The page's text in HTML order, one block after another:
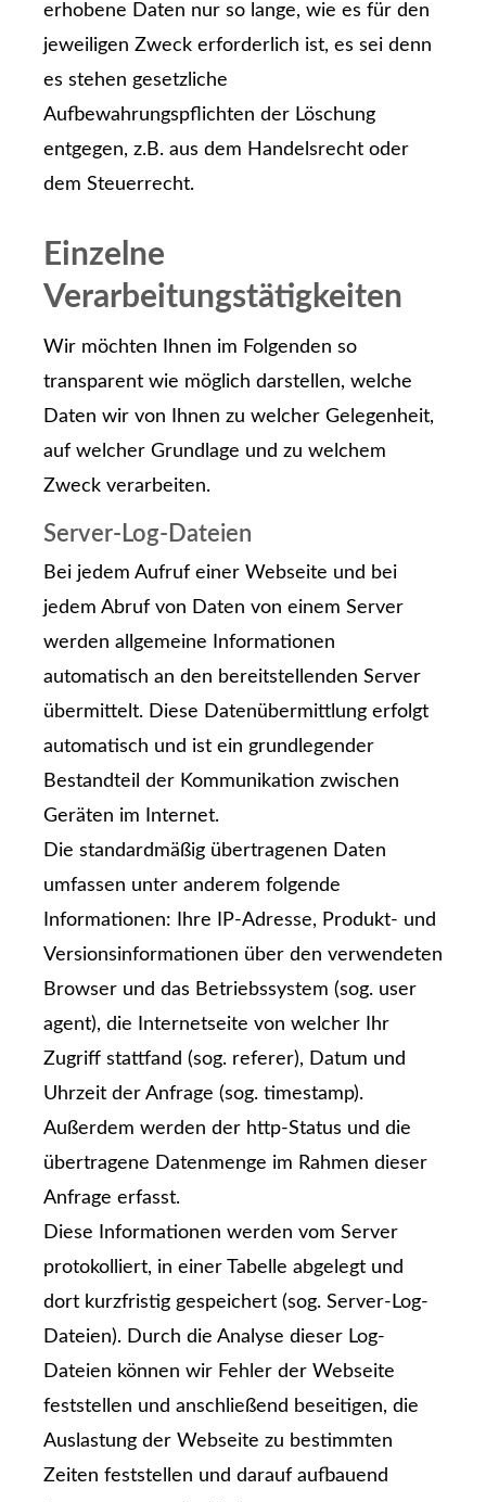
erhobene Daten nur so lange, wie es für den
jeweiligen Zweck erforderlich ist, es sei denn
es stehen gesetzliche
Aufbewahrungspflichten der Löschung
entgegen, z.B. aus dem Handelsrecht oder
dem Steuerrecht.
Einzelne
Verarbeitungstätigkeiten
Wir möchten Ihnen im Folgenden so
transparent wie möglich darstellen, welche
Daten wir von Ihnen zu welcher Gelegenheit,
auf welcher Grundlage und zu welchem
Zweck verarbeiten.
Server-Log-Dateien
Bei jedem Aufruf einer Webseite und bei
jedem Abruf von Daten von einem Server
werden allgemeine Informationen
automatisch an den bereitstellenden Server
übermittelt. Diese Datenübermittlung erfolgt
automatisch und ist ein grundlegender
Bestandteil der Kommunikation zwischen
Geräten im Internet.
Die standardmäßig übertragenen Daten
umfassen unter anderem folgende
Informationen: Ihre IP-Adresse, Produkt- und
Versionsinformationen über den verwendeten
Browser und das Betriebssystem (sog. user
agent), die Internetseite von welcher Ihr
Zugriff stattfand (sog. referer), Datum und
Uhrzeit der Anfrage (sog. timestamp).
Außerdem werden der http-Status und die
übertragene Datenmenge im Rahmen dieser
Anfrage erfasst.
Diese Informationen werden vom Server
protokolliert, in einer Tabelle abgelegt und
dort kurzfristig gespeichert (sog. Server-Log-
Dateien). Durch die Analyse dieser Log-
Dateien können wir Fehler der Webseite
feststellen und anschließend beseitigen, die
Auslastung der Webseite zu bestimmten
Zeiten feststellen und darauf aufbauend